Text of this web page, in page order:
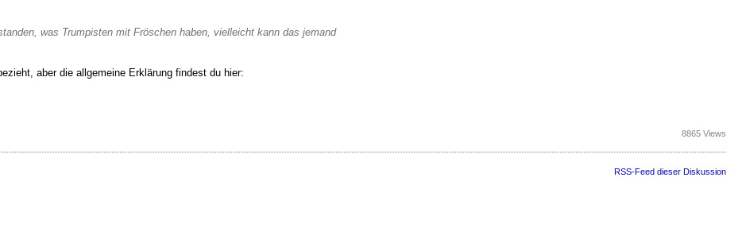
was Trumpisten mit Fröschen haben, vielleicht kann das jemand
aber die allgemeine Erklärung findest du hier:
8865 Views
RSS-Feed dieser Diskussion